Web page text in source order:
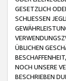
GESETZLICH
SCHLIESSEN
ÜBLICHEN
NOCH UNSERE
BESCHRIEBEN